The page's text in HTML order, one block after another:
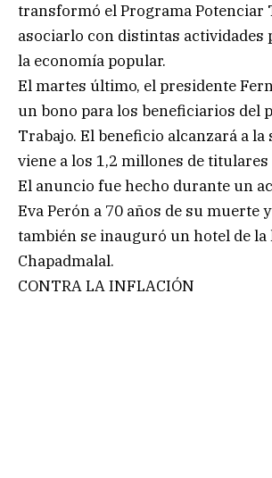
transformó el Programa Potenciar
asociarlo con distintas actividades
la economía popular.
El martes último, el presidente
un bono para los beneficiarios del
Trabajo. El beneficio alcanzará a la
viene a los 1,2 millones de
El anuncio fue hecho durante un
Eva Perón a 70 años de su muerte
también se inauguró un hotel de la
Chapadmalal.
CONTRA LA INFLACIÓN